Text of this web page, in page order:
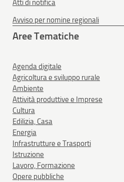
Atti di notifica
Avviso per nomine regionali
Aree Tematiche
Agenda digitale
Agricoltura e sviluppo rurale
Ambiente
Attività produttive e Imprese
Cultura
Edilizia, Casa
Energia
Infrastrutture e Trasporti
Istruzione
Lavoro, Formazione
Opere pubbliche